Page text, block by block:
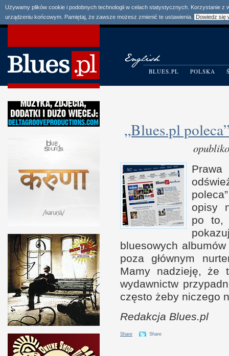
Używamy plików cookie i podobnych technologii w celach statystycznych. Korzystanie
urządzeniu końcowym. Pamiętaj, że zawsze możesz zmienić te ustawienia.
Dowiedz się
BLUES.PL POLSKA
„Blues.pl
Prawa
opisy
po to,
bluesowych
poza głównym
Mamy nadzieję, że
wydawnictw
często żeby niczego
Redakcja Blues.pl
Share Share